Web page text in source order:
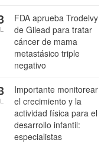
FDA aprueba Trodelvy
de Gilead para tratar
cáncer de mama
metastásico triple
negativo
Importante monitorear
el crecimiento y la
actividad física para el
desarrollo infantil:
especialistas